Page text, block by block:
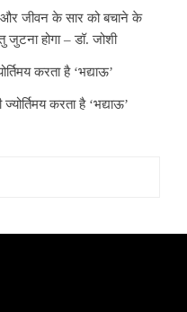
जीवन के सार को बचाने के
होगा – डॉ. जोशी
करता है ‘भद्याऊ’
करता है ‘भद्याऊ’